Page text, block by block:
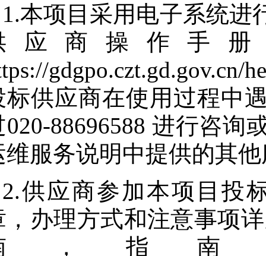
1.本项目采用电子系统进
应商操作手
gdgpo.czt.gd.gov.cn/
标供应商在使用过程中
020-88696588 进行咨询
维服务说明中提供的其
2.供应商参加本项目投
，办理方式和注意事项
，指南